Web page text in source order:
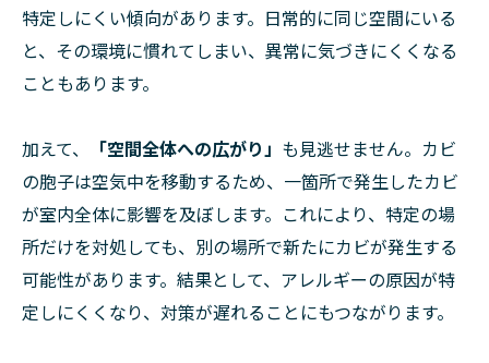
特定しにくい傾向があります。日常的に同じ空間にいる
と、その環境に慣れてしまい、異常に気づきにくくなる
こともあります。
加えて、 「空間全体への広がり」 も見逃せません。カビ
の胞子は空気中を移動するため、一箇所で発生したカビ
が室内全体に影響を及ぼします。これにより、特定の場
所だけを対処しても、別の場所で新たにカビが発生する
可能性があります。結果として、アレルギーの原因が特
定しにくくなり、対策が遅れることにもつながります。